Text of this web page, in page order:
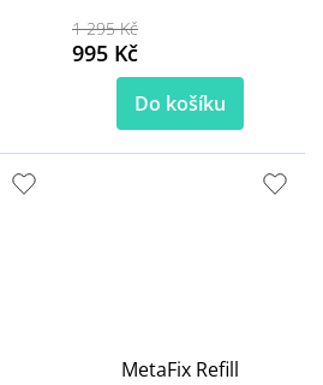
1 295 Kč
995 Kč
Do košíku
MetaFix Refill